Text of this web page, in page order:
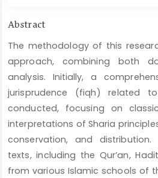
Main
Article
Content
Abstract
The methodology of this
approach, combining both
analysis. Initially, a
jurisprudence (fiqh) related
conducted, focusing on
interpretations of Sharia
conservation, and distribution.
texts, including the Qur’an,
from various Islamic schools of